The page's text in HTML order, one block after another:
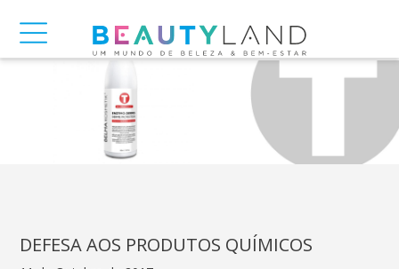
DEFESA AOS PRODUTOS QUÍMICOS